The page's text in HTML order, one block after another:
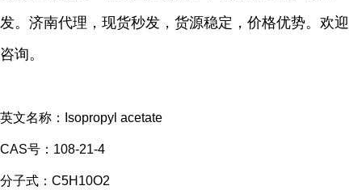
发。济南代理，现货秒发，货源稳定，价格优势。欢迎
咨询。
英文名称：Isopropyl acetate
CAS号：108-21-4
分子式：C5H10O2